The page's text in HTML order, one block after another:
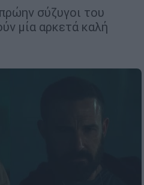
σύζυγοι του
μία αρκετά καλή